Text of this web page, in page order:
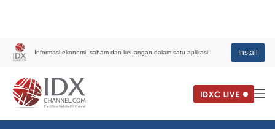
Informasi ekonomi, saham dan keuangan dalam satu aplikasi. Install